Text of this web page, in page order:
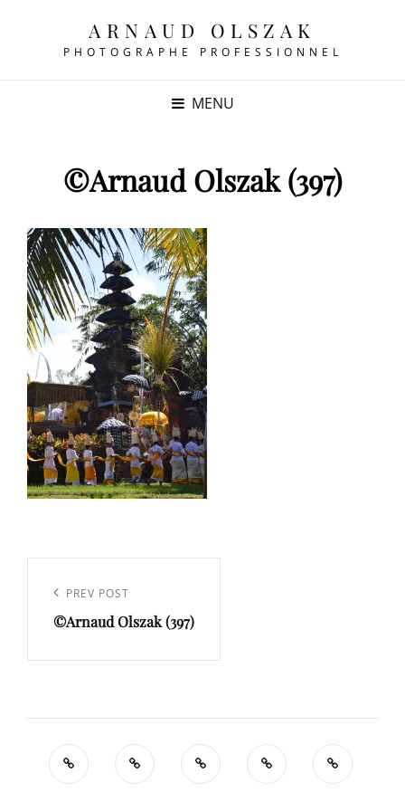
ARNAUD OLSZAK
PHOTOGRAPHE PROFESSIONNEL
MENU
©Arnaud Olszak (397)
l’article
Previous
Post
PREV POST
©Arnaud Olszak (397)